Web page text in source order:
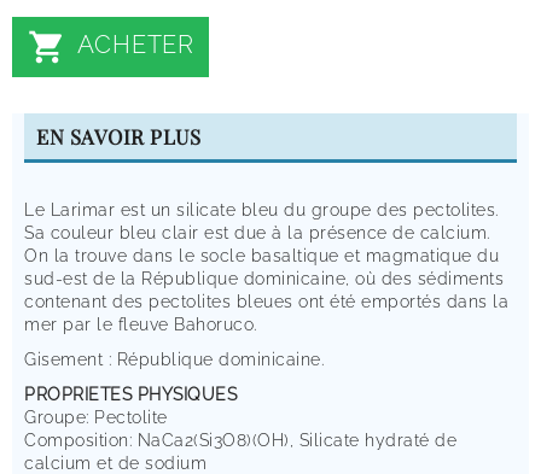
 ACHETER
EN SAVOIR PLUS
Le Larimar est un silicate bleu du groupe des pectolites.
Sa couleur bleu clair est due à la présence de calcium.
On la trouve dans le socle basaltique et magmatique du
sud-est de la République dominicaine, où des sédiments
contenant des pectolites bleues ont été emportés dans la
mer par le fleuve Bahoruco.
Gisement : République dominicaine.
PROPRIETES PHYSIQUES
Groupe: Pectolite
Composition: NaCa2(Si3O8)(OH), Silicate hydraté de
calcium et de sodium